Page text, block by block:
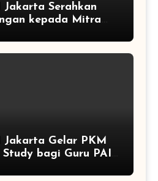
Jakarta Serahkan
kepada Mitra
Jakarta Gelar PKM
bagi Guru PAI